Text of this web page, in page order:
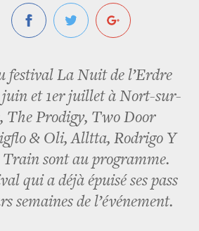
festival La Nuit de l’Erdre
juin et 1er juillet à Nort-sur-
The Prodigy, Two Door
& Oli, Alltta, Rodrigo Y
sont au programme.
qui a déjà épuisé ses pass
semaines de l’événement.